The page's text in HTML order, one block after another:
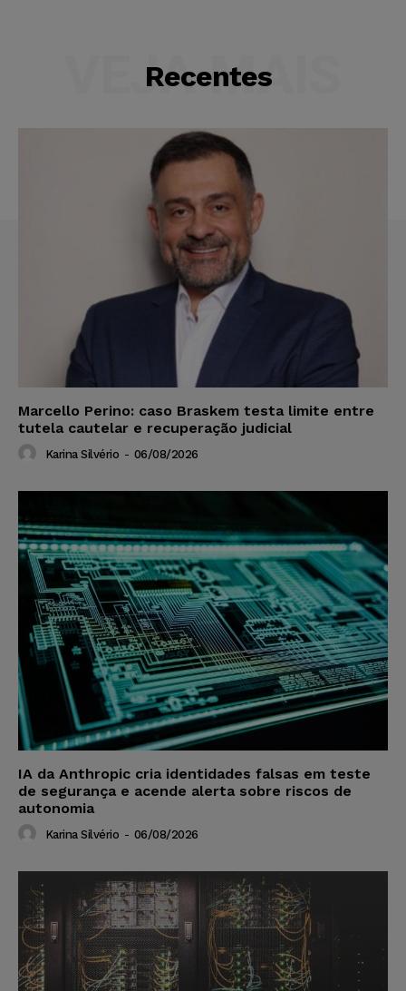
Recentes
VEJA MAIS
Marcello Perino: caso Braskem testa limite entre
tutela cautelar e recuperação judicial
Karina Silvério - 06/08/2026
IA da Anthropic cria identidades falsas em teste
de segurança e acende alerta sobre riscos de
autonomia
Karina Silvério - 06/08/2026